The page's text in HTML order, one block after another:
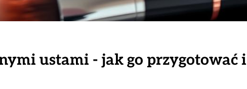
ustami - jak go przygotować i